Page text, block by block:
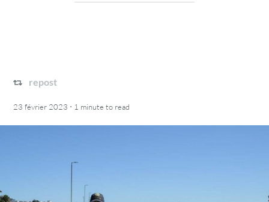
repost
23 février 2023 · 1 minute to read